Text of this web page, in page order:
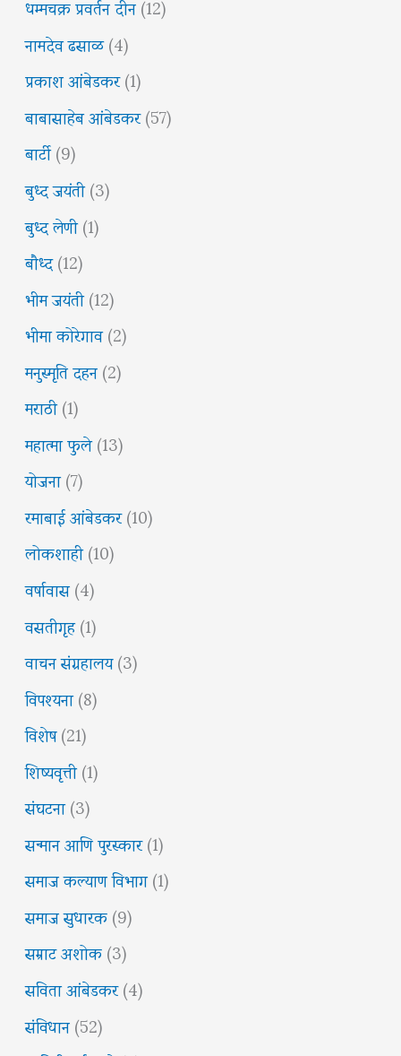
नामदेव ढसाळ(4)
प्रकाश आंबेडकर(1)
बाबासाहेब आंबेडकर(57)
बार्टी(9)
बुध्द जयंती(3)
बुध्द लेणी(1)
बौध्द(12)
भीम जयंती(12)
भीमा कोरेगाव(2)
मनुस्मृति दहन(2)
मराठी(1)
महात्मा फुले(13)
योजना(7)
रमाबाई आंबेडकर(10)
लोकशाही(10)
वर्षावास(4)
वसतीगृह(1)
वाचन संग्रहालय(3)
विपश्यना(8)
विशेष(21)
शिष्यवृत्ती(1)
संघटना(3)
सन्मान आणि पुरस्कार(1)
समाज कल्याण विभाग(1)
समाज सुधारक(9)
सम्राट अशोक(3)
सविता आंबेडकर(4)
संविधान(52)